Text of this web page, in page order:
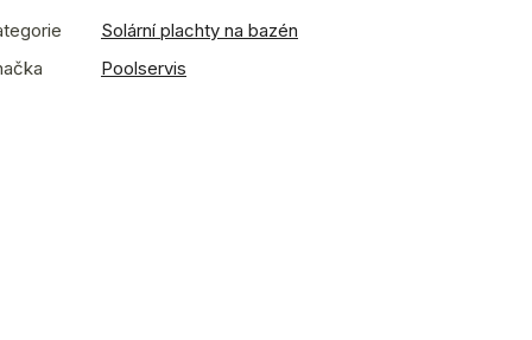
Solární plachty na bazén
Poolservis